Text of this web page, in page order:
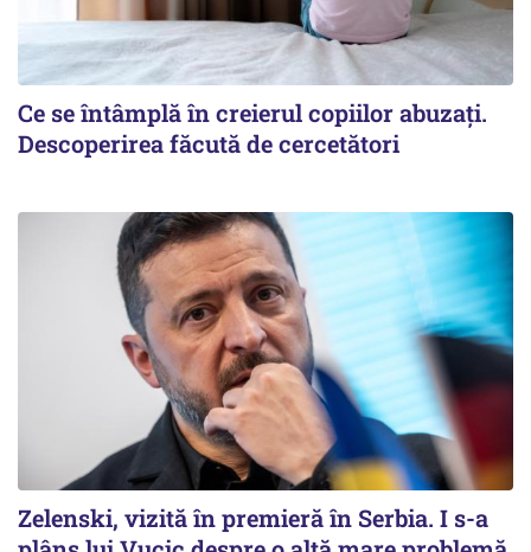
Ce se întâmplă în creierul copiilor abuzați.
Descoperirea făcută de cercetători
Zelenski, vizită în premieră în Serbia. I s-a